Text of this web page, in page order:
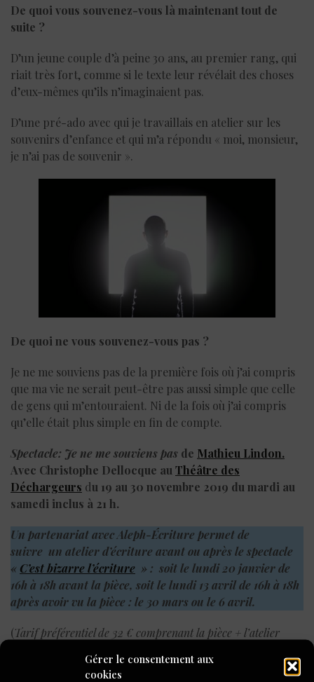
Gérer le consentement aux
cookies
De quoi vous souvenez-vous là maintenant tout de
suite ?
D’un jeune couple d’à peine 30 ans, au premier rang, qui
riait très fort, comme si le texte leur révélait des choses
d’eux-mêmes qu’ils n’imaginaient pas.
D’une pré-ado avec qui je travaillais en atelier sur les
souvenirs d’enfance et qui m’a répondu « moi, monsieur,
je n’ai pas de souvenir ».
De quoi ne vous souvenez-vous pas ?
Je ne me souviens pas de la première fois où j’ai compris
que ma vie ne serait peut-être pas aussi simple que celle
de gens qui m’entouraient. Ni de la fois où j’ai compris
qu’elle était plus simple en fin de compte.
Spectacle: Je ne me souviens pas de Mathieu Lindon.
Avec Christophe Dellocque au Théâtre des
Déchargeurs du 19 au 30 novembre 2019 du mardi au
samedi inclus à 21 h.
Un partenariat avec Aleph-Écriture permet de
suivre un atelier d’écriture avant ou après le spectacle
« C’est bizarre l’écriture » : soit le lundi 20 janvier de
16h à 18h avant la pièce, soit le lundi 13 avril de 16h à 18h
après avoir vu la pièce : le 30 mars ou le 6 avril.
(Tarif préférentiel de 32 € comprenant la pièce + l’atelier